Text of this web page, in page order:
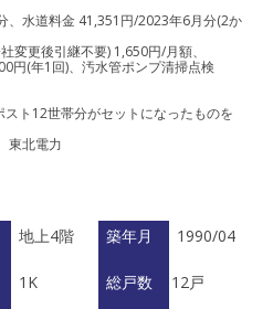
水道料金 41,351円/2023年6月分(2か
変更後引継不要) 1,650円/月額、
円(年1回)、汚水管ポンプ清掃点検
スト12世帯分がセットになったものを
東北電力
地上4階 築年月 1990/04
1K 総戸数 12戸